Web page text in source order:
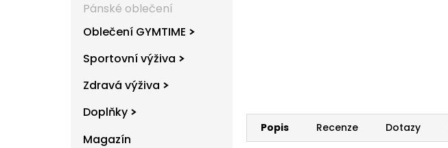
Pánské oblečení
Oblečení GYMTIME
Sportovní výživa
Zdravá výživa
Doplňky
Magazín
Popis Recenze Dotazy